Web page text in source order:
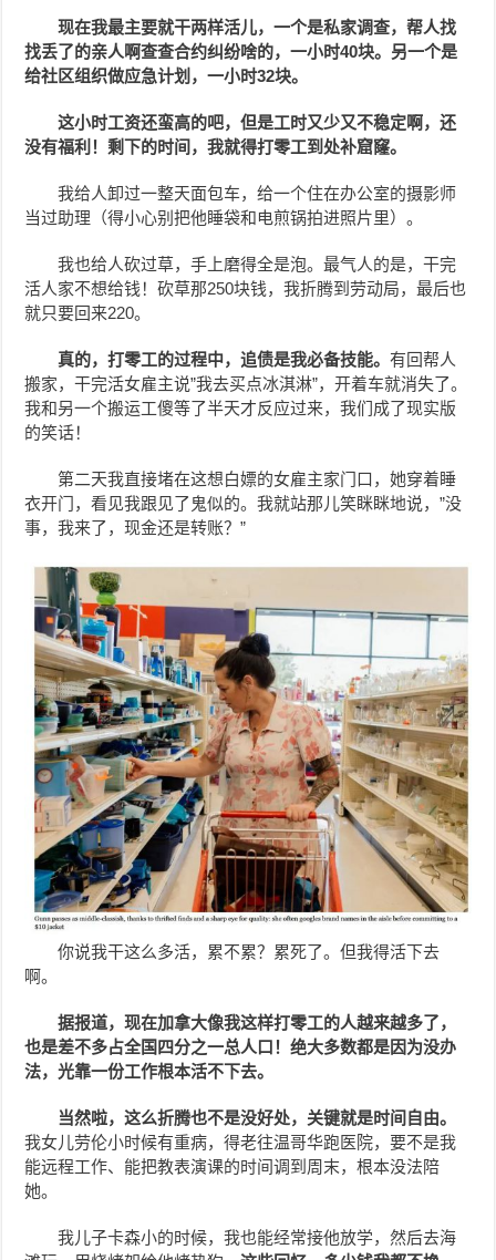
现在我最主要就干两样活儿，一个是私家调查，帮人找
找丢了的亲人啊查查合约纠纷啥的，一小时40块。另一个是
给社区组织做应急计划，一小时32块。
这小时工资还蛮高的吧，但是工时又少又不稳定啊，还
没有福利！剩下的时间，我就得打零工到处补窟窿。
我给人卸过一整天面包车，给一个住在办公室的摄影师
当过助理（得小心别把他睡袋和电煎锅拍进照片里）。
我也给人砍过草，手上磨得全是泡。最气人的是，干完
活人家不想给钱！砍草那250块钱，我折腾到劳动局，最后也
就只要回来220。
真的，打零工的过程中，追债是我必备技能。有回帮人
搬家，干完活女雇主说”我去买点冰淇淋”，开着车就消失了。
我和另一个搬运工傻等了半天才反应过来，我们成了现实版
的笑话！
第二天我直接堵在这想白嫖的女雇主家门口，她穿着睡
衣开门，看见我跟见了鬼似的。我就站那儿笑眯眯地说，”没
事，我来了，现金还是转账？”
你说我干这么多活，累不累？累死了。但我得活下去
啊。
据报道，现在加拿大像我这样打零工的人越来越多了，
也是差不多占全国四分之一总人口！绝大多数都是因为没办
法，光靠一份工作根本活不下去。
当然啦，这么折腾也不是没好处，关键就是时间自由。
我女儿劳伦小时候有重病，得老往温哥华跑医院，要不是我
能远程工作、能把教表演课的时间调到周末，根本没法陪
她。
我儿子卡森小的时候，我也能经常接他放学，然后去海